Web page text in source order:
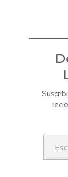
Escribí tu correo